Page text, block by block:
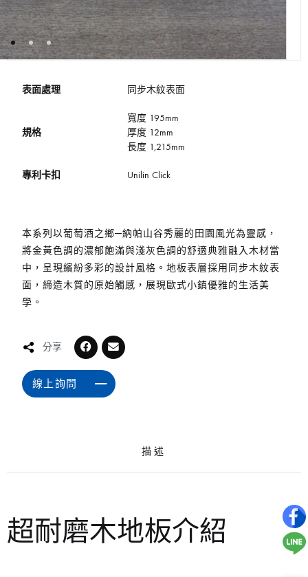
表面處理 同步木紋表面
規格
寬度 195mm
厚度 12mm
長度 1,215mm
專利卡扣 Unilin Click
本系列以葡萄酒之鄉─納帕山谷秀麗的田園風光為靈感，
將金黃色調的濃郁飽滿與淺灰色調的舒適典雅融入木材當
中，呈現繽紛多彩的設計風格。地板表層採用同步木紋表
面，締造木質的原始觸感，展現歐式小鎮優雅的生活美
學。
分享
線上詢問
描述
超耐磨木地板介紹